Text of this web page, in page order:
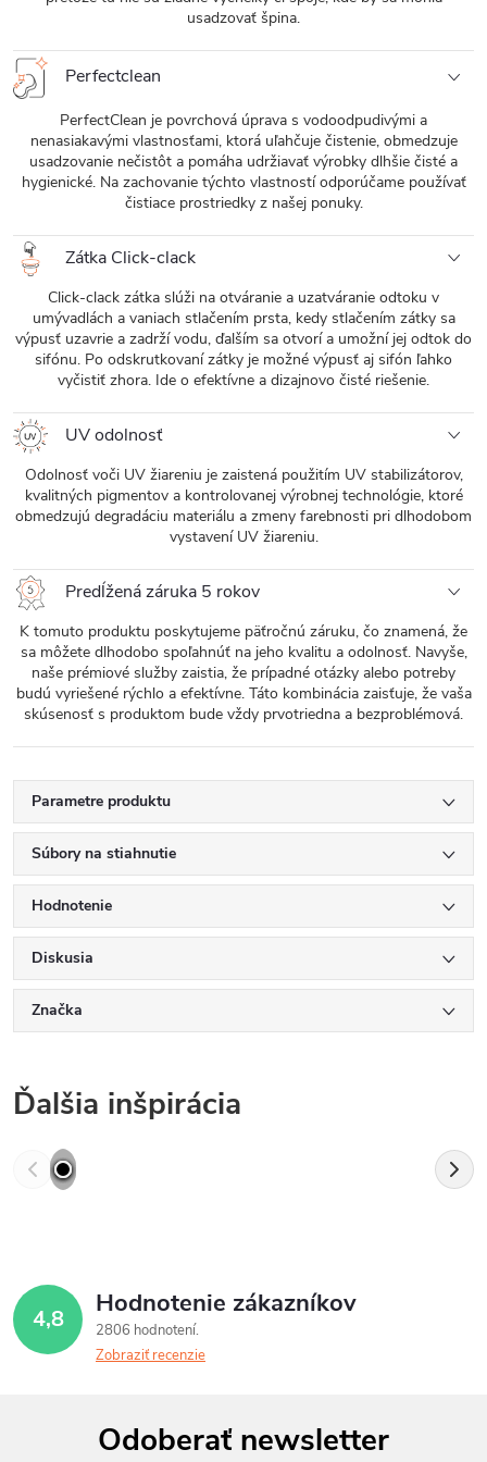
usadzovať špina.
Perfectclean
PerfectClean je povrchová úprava s vodoodpudivými a
nenasiakavými vlastnosťami, ktorá uľahčuje čistenie, obmedzuje
usadzovanie nečistôt a pomáha udržiavať výrobky dlhšie čisté a
hygienické. Na zachovanie týchto vlastností odporúčame používať
čistiace prostriedky z našej ponuky.
Zátka Click-clack
Click-clack zátka slúži na otváranie a uzatváranie odtoku v
umývadlách a vaniach stlačením prsta, kedy stlačením zátky sa
výpusť uzavrie a zadrží vodu, ďalším sa otvorí a umožní jej odtok do
sifónu. Po odskrutkovaní zátky je možné výpusť aj sifón ľahko
vyčistiť zhora. Ide o efektívne a dizajnovo čisté riešenie.
UV odolnosť
Odolnosť voči UV žiareniu je zaistená použitím UV stabilizátorov,
kvalitných pigmentov a kontrolovanej výrobnej technológie, ktoré
obmedzujú degradáciu materiálu a zmeny farebnosti pri dlhodobom
vystavení UV žiareniu.
Predĺžená záruka 5 rokov
K tomuto produktu poskytujeme päťročnú záruku, čo znamená, že
sa môžete dlhodobo spoľahnúť na jeho kvalitu a odolnosť. Navyše,
naše prémiové služby zaistia, že prípadné otázky alebo potreby
budú vyriešené rýchlo a efektívne. Táto kombinácia zaisťuje, že vaša
skúsenosť s produktom bude vždy prvotriedna a bezproblémová.
Parametre produktu
Súbory na stiahnutie
Hodnotenie
Diskusia
Značka
Ďalšia inšpirácia
4,8 Hodnotenie zákazníkov
2806 hodnotení
Zobraziť recenzie
Odoberať newsletter